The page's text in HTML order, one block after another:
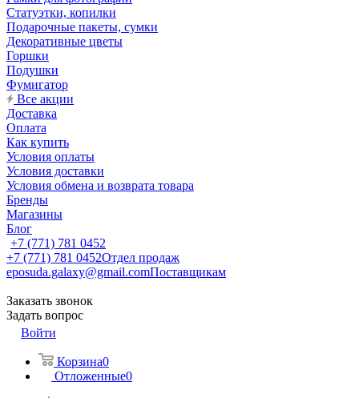
Статуэтки, копилки
Подарочные пакеты, сумки
Декоративные цветы
Горшки
Подушки
Фумигатор
Все акции
Доставка
Оплата
Как купить
Условия оплаты
Условия доставки
Условия обмена и возврата товара
Бренды
Магазины
Блог
+7 (771) 781 0452
+7 (771) 781 0452Отдел продаж
eposuda.galaxy@gmail.comПоставщикам
Заказать звонок
Задать вопрос
Войти
Корзина0
Отложенные0